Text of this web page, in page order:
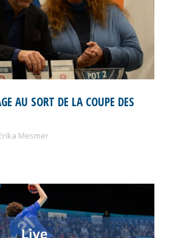
AU SORT DE LA COUPE DES
Mesmer